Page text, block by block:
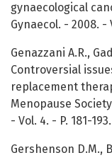
gynaecological
Gynaecol. - 2008. -
Genazzani A.R.,
Controversial
replacement
Menopause
- Vol. 4. - P. 181-193.
Gershenson D.M.,